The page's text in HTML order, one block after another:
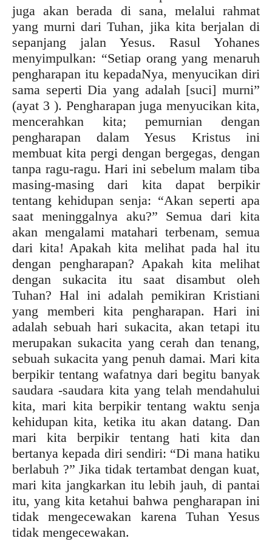
juga akan berada di sana, melalui rahmat
yang murni dari Tuhan, jika kita berjalan di
sepanjang jalan Yesus. Rasul Yohanes
menyimpulkan: “Setiap orang yang menaruh
pengharapan itu kepadaNya, menyucikan diri
sama seperti Dia yang adalah [suci] murni”
(ayat 3 ). Pengharapan juga menyucikan kita,
mencerahkan kita; pemurnian dengan
pengharapan dalam Yesus Kristus ini
membuat kita pergi dengan bergegas, dengan
tanpa ragu-ragu. Hari ini sebelum malam tiba
masing-masing dari kita dapat berpikir
tentang kehidupan senja: “Akan seperti apa
saat meninggalnya aku?” Semua dari kita
akan mengalami matahari terbenam, semua
dari kita! Apakah kita melihat pada hal itu
dengan pengharapan? Apakah kita melihat
dengan sukacita itu saat disambut oleh
Tuhan? Hal ini adalah pemikiran Kristiani
yang memberi kita pengharapan. Hari ini
adalah sebuah hari sukacita, akan tetapi itu
merupakan sukacita yang cerah dan tenang,
sebuah sukacita yang penuh damai. Mari kita
berpikir tentang wafatnya dari begitu banyak
saudara -saudara kita yang telah mendahului
kita, mari kita berpikir tentang waktu senja
kehidupan kita, ketika itu akan datang. Dan
mari kita berpikir tentang hati kita dan
bertanya kepada diri sendiri: “Di mana hatiku
berlabuh ?” Jika tidak tertambat dengan kuat,
mari kita jangkarkan itu lebih jauh, di pantai
itu, yang kita ketahui bahwa pengharapan ini
tidak mengecewakan karena Tuhan Yesus
tidak mengecewakan.